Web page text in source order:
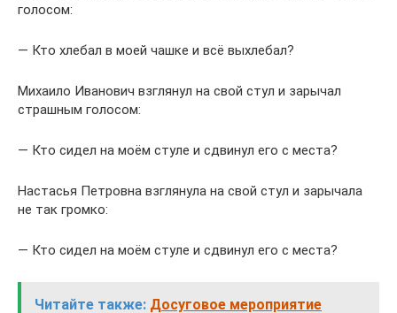
голосом:
— Кто хлебал в моей чашке и всё выхлебал?
Михаило Иванович взглянул на свой стул и зарычал
страшным голосом:
— Кто сидел на моём стуле и сдвинул его с места?
Настасья Петровна взглянула на свой стул и зарычала
не так громко:
— Кто сидел на моём стуле и сдвинул его с места?
Читайте также: Досуговое мероприятие